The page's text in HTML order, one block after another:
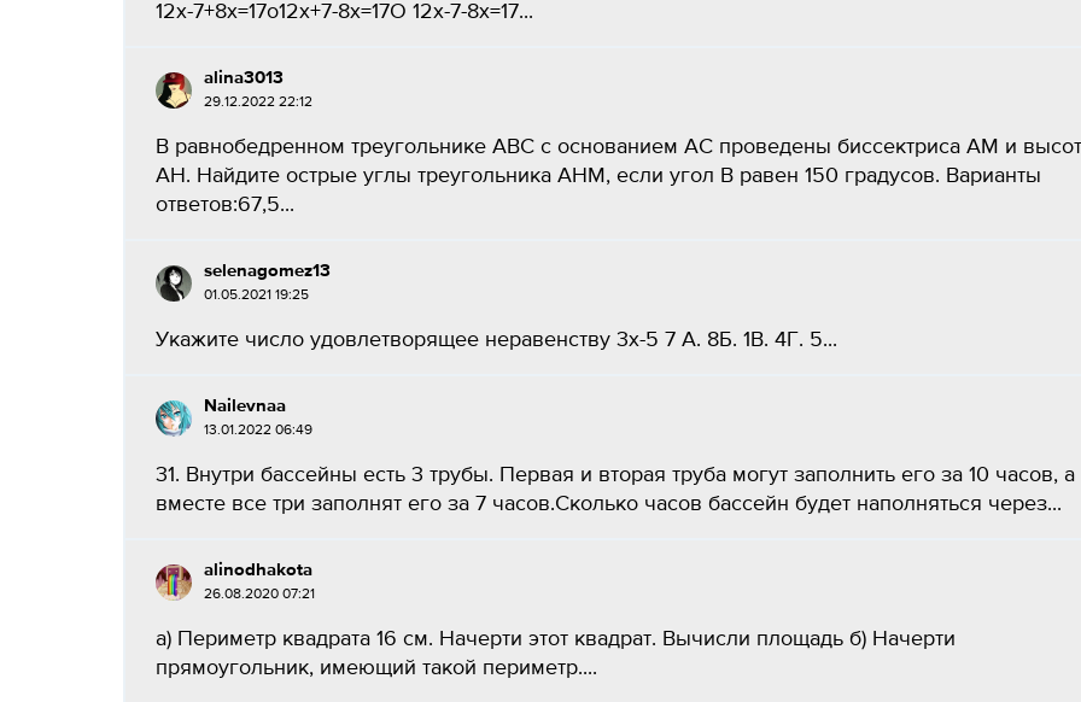
12х-7+8x=17o12x+7-8х=17О 12х-7-8х=17​...
alina3013
29.12.2022 22:12
В равнобедренном треугольнике АВС с основанием АС проведены биссектриса АМ и
АН. Найдите острые углы треугольника АНМ, если угол В равен 150 градусов. Варианты
ответов:67,5...
selenagomez13
01.05.2021 19:25
Укажите число удовлетворящее неравенству 3х-5 7 А. 8Б. 1В. 4Г. 5...
Nailevnaa
13.01.2022 06:49
31. Внутри бассейны есть 3 трубы. Первая и вторая труба могут заполнить его за 10 часов, а
вместе все три заполнят его за 7 часов.Сколько часов бассейн будет наполняться через...
alinodhakota
26.08.2020 07:21
а) Периметр квадрата 16 см. Начерти этот квадрат. Вычисли площадь б) Начерти
прямоугольник, имеющий такой периметр....